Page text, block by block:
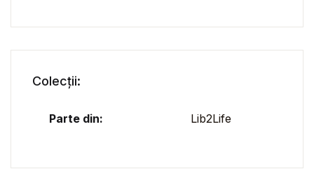
Colecții:
Parte din: Lib2Life